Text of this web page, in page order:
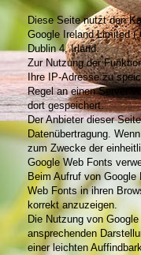
Diese Seite nutzt den
Google Ireland Limited
Dublin 4, Irland.
Zur Nutzung der
Ihre IP-Adresse zu
Regel an einen Server
dort gespeichert.
Der Anbieter dieser
Datenübertragung.
zum Zwecke der
Google Web Fonts
Beim Aufruf von Google
Web Fonts in ihren
korrekt anzuzeigen.
Die Nutzung von
ansprechenden
einer leichten